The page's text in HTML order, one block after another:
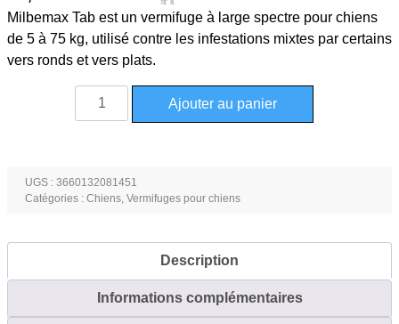
Milbemax Tab est un vermifuge à large spectre pour chiens
de 5 à 75 kg, utilisé contre les infestations mixtes par certains
vers ronds et vers plats.
quantité
de
vermifuge
pour
de
Ajouter au panier
UGS : 3660132081451
Catégories : Chiens, Vermifuges pour chiens
Description
Informations complémentaires